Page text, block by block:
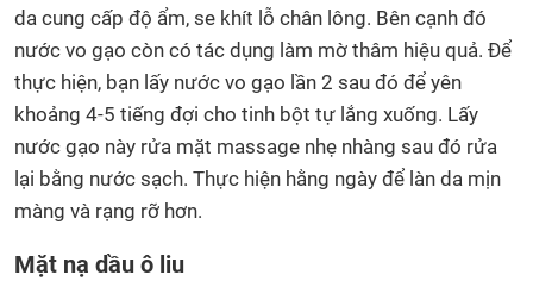
da cung cấp độ ẩm, se khít lỗ chân lông. Bên cạnh đó
nước vo gạo còn có tác dụng làm mờ thâm hiệu quả. Để
thực hiện, bạn lấy nước vo gạo lần 2 sau đó để yên
khoảng 4-5 tiếng đợi cho tinh bột tự lắng xuống. Lấy
nước gạo này rửa mặt massage nhẹ nhàng sau đó rửa
lại bằng nước sạch. Thực hiện hằng ngày để làn da mịn
màng và rạng rỡ hơn.
Mặt nạ dầu ô liu